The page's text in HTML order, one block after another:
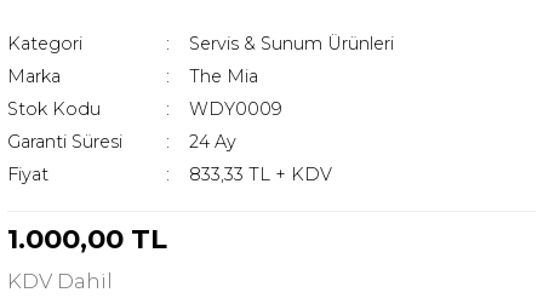
Kategori
Servis & Sunum Ürünleri
Marka
The Mia
Stok Kodu
WDY0009
Garanti Süresi
24 Ay
Fiyat
833,33 TL + KDV
1.000,00 TL
KDV Dahil